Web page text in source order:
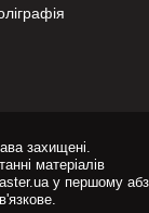
захищені.
матеріалів
у першому